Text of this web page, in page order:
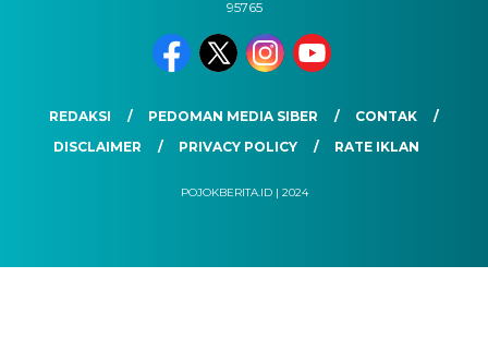
95765
REDAKSI PEDOMAN MEDIA SIBER
CONTAK
DISCLAIMER
PRIVACY POLICY RATE IKLAN
POJOKBERITA.ID | 2024